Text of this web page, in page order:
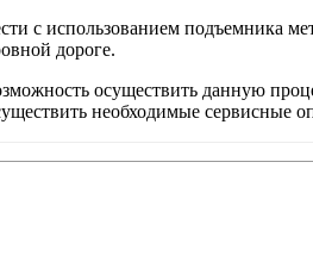
с использованием подъемника
дороге.
осуществить данную
необходимые сервисные